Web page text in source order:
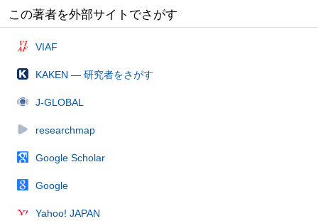
この著者を外部サイトでさがす
VIAF
KAKEN — 研究者をさがす
J-GLOBAL
researchmap
Google Scholar
Google
Yahoo! JAPAN